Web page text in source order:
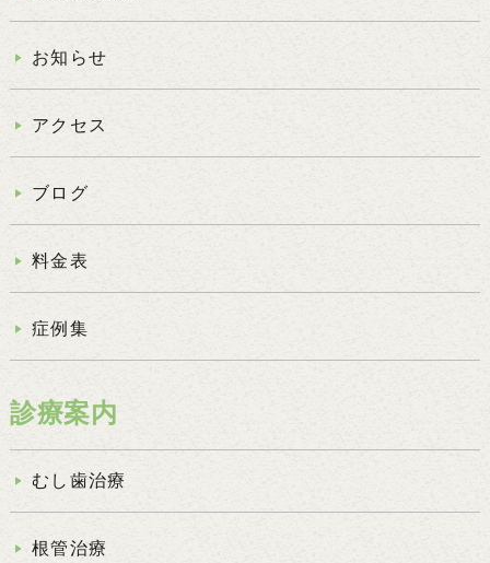
お知らせ
アクセス
ブログ
料金表
症例集
診療案内
むし歯治療
根管治療